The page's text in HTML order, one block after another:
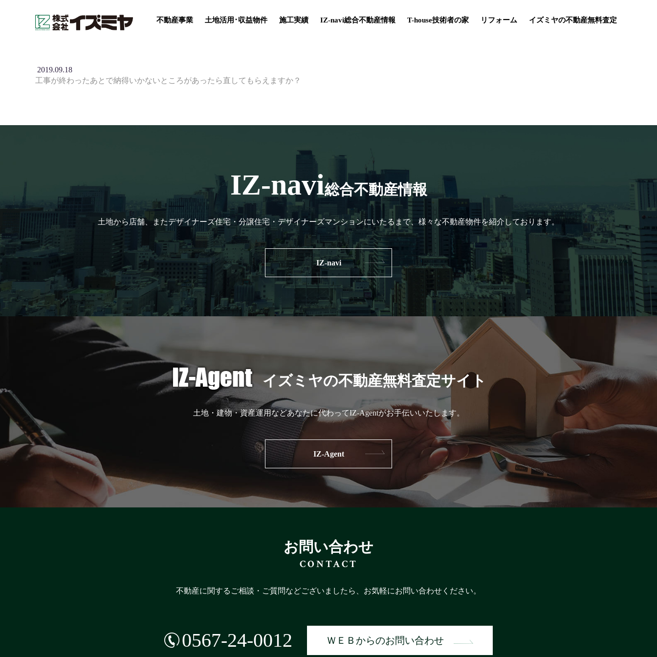
不動産事業 土地活用･収益物件 施工実績 IZ-navi総合不動産情報 T-house技術者の家 リフォーム イズミヤの不動産無料査定
2019.09.18
工事が終わったあとで納得いかないところがあったら直してもらえますか？
IZ-navi総合不動産情報
土地から店舗、またデザイナーズ住宅・分譲住宅・デザイナーズマンションにいたるまで、様々な不動産物件を紹介しております。
IZ-navi
イズミヤの不動産無料査定サイト
土地・建物・資産運用などあなたに代わってIZ-Agentがお手伝いいたします。
IZ-Agent
お問い合わせ
CONTACT
不動産に関するご相談・ご質問などございましたら、お気軽にお問い合わせください。
0567-24-0012 ＷＥＢからのお問い合わせ